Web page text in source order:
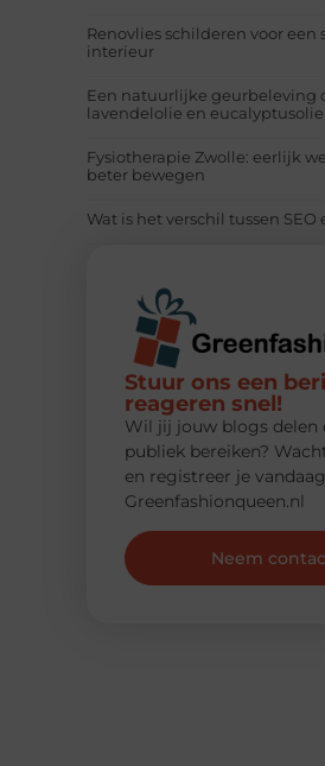
Renovlies schilderen voor een
interieur
Een natuurlijke geurbeleving
lavendelolie en eucalyptusolie
Fysiotherapie Zwolle: eerlijk
beter bewegen
Wat is het verschil tussen SEO
Stuur ons een
reageren snel!
Wil jij jouw blogs delen
publiek bereiken?
en registreer je
Greenfashionqueen.nl
Neem